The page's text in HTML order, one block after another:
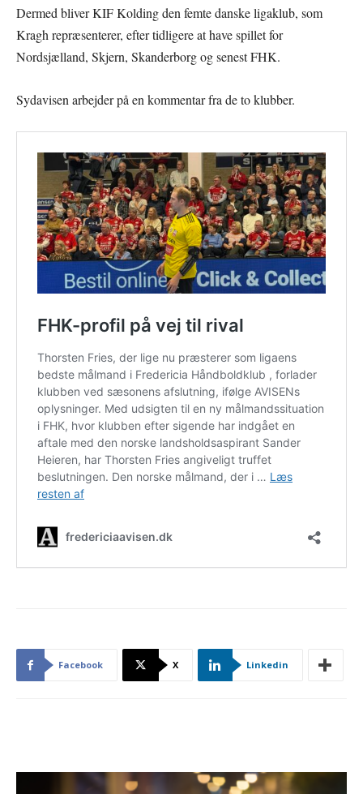
Dermed bliver KIF Kolding den femte danske ligaklub, som
Kragh repræsenterer, efter tidligere at have spillet for
Nordsjælland, Skjern, Skanderborg og senest FHK.
Sydavisen arbejder på en kommentar fra de to klubber.
Facebook X Linkedin